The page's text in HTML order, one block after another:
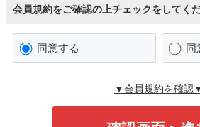
会員規約をご確認の上チェックをしてく
同意する 同
▼会員規約を確認